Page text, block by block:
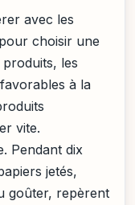
avec les
choisir une
les
à la
vite.
Pendant dix
jetés,
goûter, repèrent